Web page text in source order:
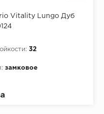
Vitality Lungo Дуб
32
замковое